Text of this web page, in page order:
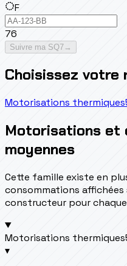
F
76
Suivre ma SQ7 →
Choisissez votre
Motorisations thermiques
Motorisations et
moyennes
Cette famille existe en
consommations
constructeur pour
Motorisations thermiques
▾